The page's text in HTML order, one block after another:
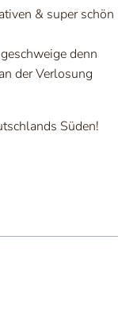
& super schön
denn
der Verlosung
Süden!